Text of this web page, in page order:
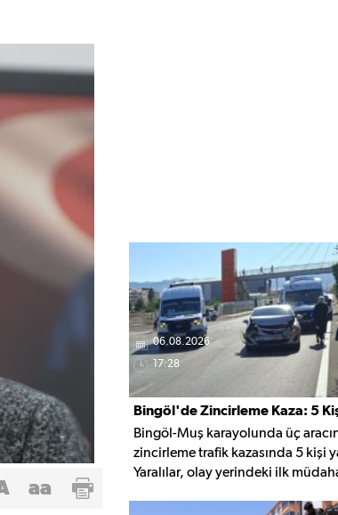
aa
06.08.2026
17:28
Bingöl'de Zincirleme Kaza: 5
Yaralandı
Bingöl-Muş karayolunda üç aracın
zincirleme trafik kazasında 5 kişi
Yaralılar, olay yerindeki ilk